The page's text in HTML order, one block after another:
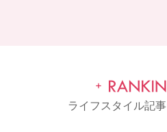
ライフスタイル記